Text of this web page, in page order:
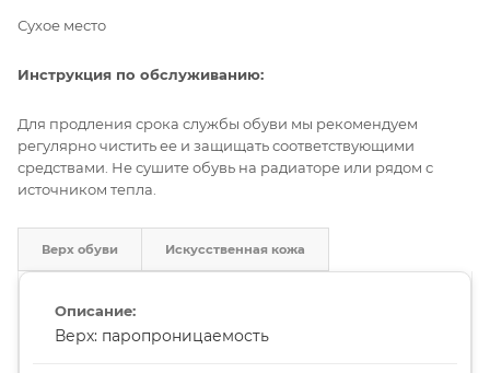
Сухое место
Инструкция по обслуживанию:
Для продления срока службы обуви мы рекомендуем
регулярно чистить ее и защищать соответствующими
средствами. Не сушите обувь на радиаторе или рядом с
источником тепла.
Верх обуви Искусственная кожа
Верх: паропроницаемость